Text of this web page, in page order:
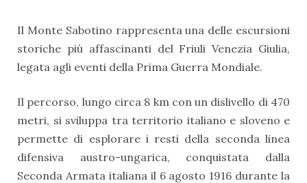
Il Monte Sabotino rappresenta una delle escursioni
storiche più affascinanti del Friuli Venezia Giulia,
legata agli eventi della Prima Guerra Mondiale.
Il percorso, lungo circa 8 km con un dislivello di 470
metri, si sviluppa tra territorio italiano e sloveno e
permette di esplorare i resti della seconda linea
difensiva austro-ungarica, conquistata dalla
Seconda Armata italiana il 6 agosto 1916 durante la